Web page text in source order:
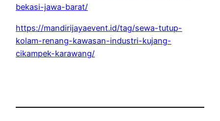
bekasi-jawa-barat/
https://mandirijayaevent.id/tag/sewa-tutup-
kolam-renang-kawasan-industri-kujang-
cikampek-karawang/